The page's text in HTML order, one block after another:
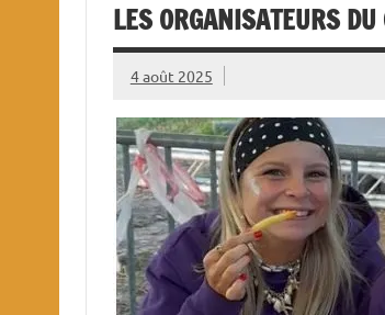
LES ORGANISATEURS
4 août 2025